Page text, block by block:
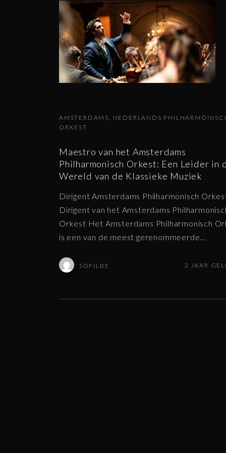
AMSTERDAMS NEDERLANDS
ORKEST
Maestro van het Amsterdams
Philharmonisch Orkest: Een Leider in
Wereld van de Klassieke Muziek
Dirigent Amsterdams Philharmonisch
Dirigent van het Amsterdams
Orkest Het Amsterdams Philharmonisch
is een van de meest gerenommeerde
SOFILBE 2 JAAR